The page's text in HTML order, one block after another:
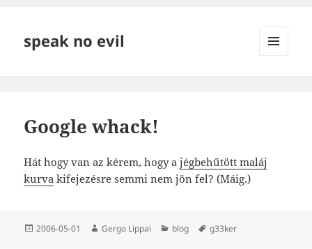
speak no evil
Google whack!
Hát hogy van az kérem, hogy ajégbehűtött maláj
kurva kifejezésre semmi nem jön fel? (Máig.)
Közzétéve
2006-05-01 Szerző
Gergo Lippai Kategória
blog Címke
g33ker